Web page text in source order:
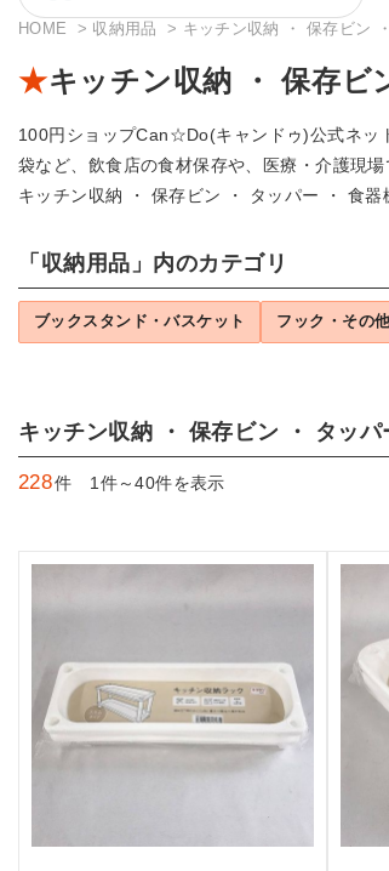
HOME 収納用品 キッチン収納 ・ 保存ビン
キッチン収納 ・ 保存ビ
100円ショップCan☆Do(キャンドゥ)公式ネッ
袋など、飲食店の食材保存や、医療・介護現
キッチン収納 ・ 保存ビン ・ タッパー ・ 食
「収納用品」内のカテゴリ
ブックスタンド・バスケット フック・その
キッチン収納 ・ 保存ビン ・ タッ
228件 1件～40件を表示